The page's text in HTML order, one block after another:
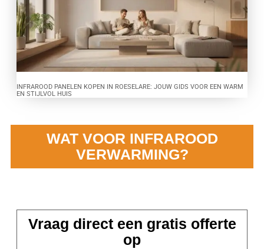
INFRAROOD PANELEN KOPEN IN ROESELARE: JOUW GIDS VOOR EEN WARM
EN STIJLVOL HUIS
WAT VOOR INFRAROOD
VERWARMING?
Vraag direct een gratis offerte
op